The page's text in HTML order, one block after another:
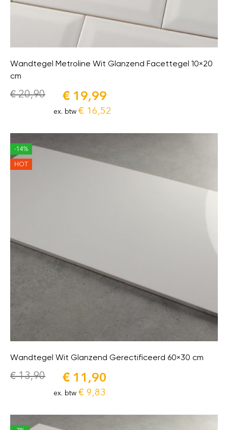
Wandtegel Metroline Wit Glanzend Facettegel 10×20
cm
€20,90 € 19,99
ex. btw € 16,52
-14%
HOT
Wandtegel Wit Glanzend Gerectificeerd 60×30 cm
€13,90 € 11,90
ex. btw € 9,83